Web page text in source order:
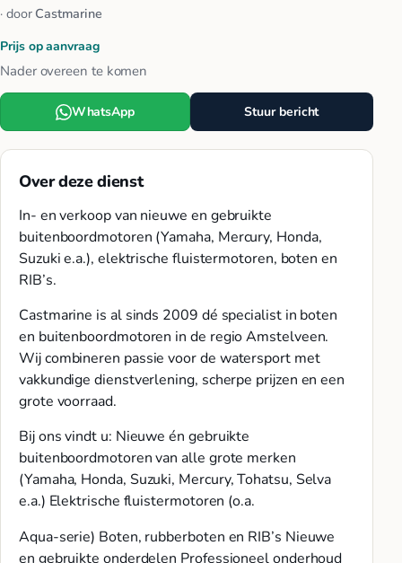
· door Castmarine
Prijs op aanvraag
Nader overeen te komen
WhatsApp Stuur bericht
Over deze dienst
In- en verkoop van nieuwe en gebruikte
buitenboordmotoren (Yamaha, Mercury, Honda,
Suzuki e.a.), elektrische fluistermotoren, boten en
RIB’s.
Castmarine is al sinds 2009 dé specialist in boten
en buitenboordmotoren in de regio Amstelveen.
Wij combineren passie voor de watersport met
vakkundige dienstverlening, scherpe prijzen en een
grote voorraad.
Bij ons vindt u: Nieuwe én gebruikte
buitenboordmotoren van alle grote merken
(Yamaha, Honda, Suzuki, Mercury, Tohatsu, Selva
e.a.) Elektrische fluistermotoren (o.a.
Aqua-serie) Boten, rubberboten en RIB’s Nieuwe
en gebruikte onderdelen Professioneel onderhoud